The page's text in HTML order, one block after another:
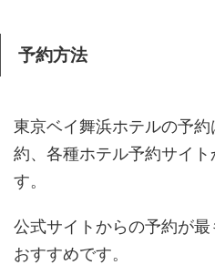
予約方法
東京ベイ舞浜ホテルの予
約、各種ホテル予約サイ
す。
公式サイトからの予約が
おすすめです。